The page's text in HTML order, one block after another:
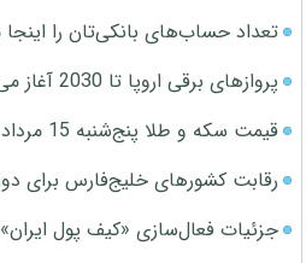
تعداد حساب‌های بانکی‌تان را
پروازهای برقی اروپا تا 2030 آغاز می‌شود
قیمت سکه و طلا پنج‌شنبه 15 مرداد 1405
رقابت کشورهای خلیج‌فارس برای
جزئیات فعال‌سازی «کیف پول